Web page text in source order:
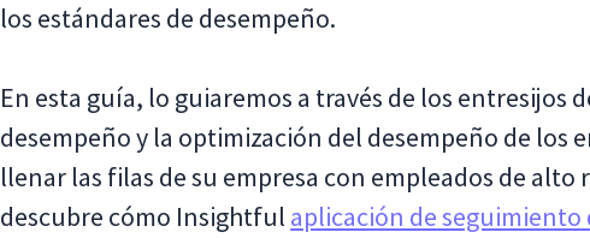
los estándares de desempeño.
En esta guía, lo guiaremos a través de los entresijos
desempeño y la optimización del desempeño de los
llenar las filas de su empresa con empleados de alto
descubre cómo Insightful aplicación de seguimiento